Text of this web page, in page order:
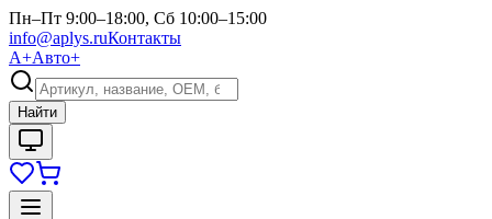
Пн–Пт 9:00–18:00, Сб 10:00–15:00
info@aplys.ruКонтакты
А+Авто+
Найти